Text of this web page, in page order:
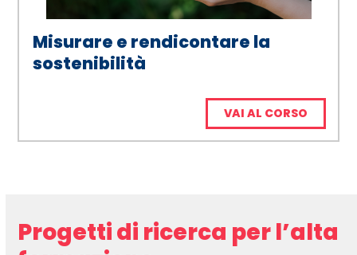
Misurare e rendicontare la
sostenibilità
VAI AL CORSO
Progetti di ricerca per l’alta